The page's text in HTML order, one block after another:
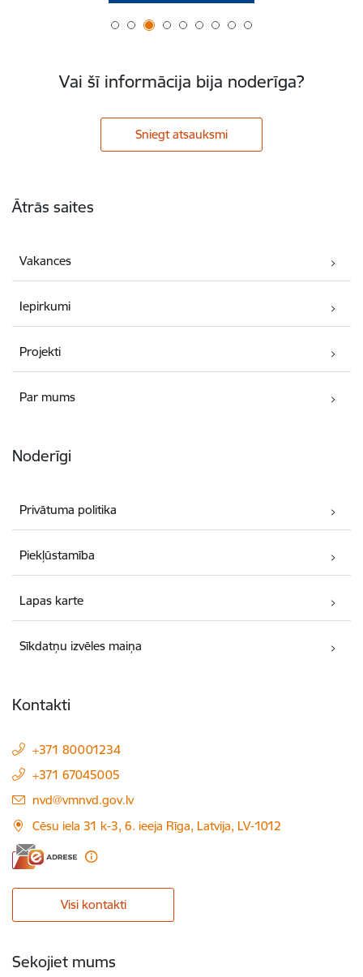
Vai šī informācija bija noderīga?
Sniegt atsauksmi
Ātrās saites
Vakances
Iepirkumi
Projekti
Par mums
Noderīgi
Privātuma politika
Piekļūstamība
Lapas karte
Sīkdatņu izvēles maiņa
Kontakti
+371 80001234
+371 67045005
E-pasts:
nvd@vmnvd.gov.lv
Cēsu iela 31 k-3, 6. ieeja Rīga, Latvija, LV-1012
Visi kontakti
Sekojiet mums